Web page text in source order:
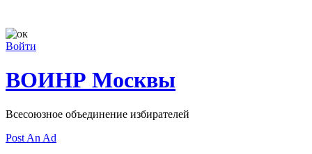
Войти
ВОИНР Москвы
Всесоюзное объединение избирателей
Post An Ad